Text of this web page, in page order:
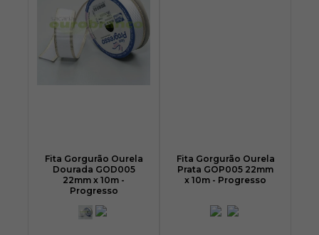
Fita Gorgurão Ourela
Dourada GOD005
22mm x 10m -
Progresso
Fita Gorgurão Ourela
Prata GOP005 22mm
x 10m - Progresso